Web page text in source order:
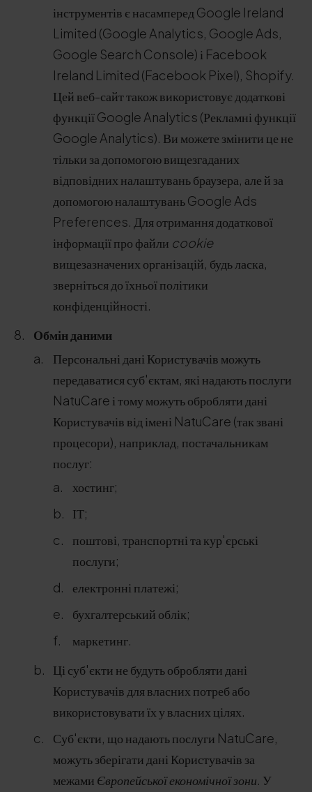
інструментів є насамперед Google Ireland
Limited (Google Analytics, Google Ads,
Google Search Console) і Facebook
Ireland Limited (Facebook Pixel), Shopify.
Цей веб-сайт також використовує додаткові
функції Google Analytics (Рекламні функції
Google Analytics). Ви можете змінити це не
тільки за допомогою вищезгаданих
відповідних налаштувань браузера, але й за
допомогою налаштувань Google Ads
Preferences. Для отримання додаткової
інформації про файли cookie
вищезазначених організацій, будь ласка,
зверніться до їхньої політики
конфіденційності.
Обмін даними
Персональні дані Користувачів можуть
передаватися суб'єктам, які надають послуги
NatuCare і тому можуть обробляти дані
Користувачів від імені NatuCare (так звані
процесори), наприклад, постачальникам
послуг:
хостинг;
ІТ;
поштові, транспортні та кур'єрські
послуги;
електронні платежі;
бухгалтерський облік;
маркетинг.
Ці суб'єкти не будуть обробляти дані
Користувачів для власних потреб або
використовувати їх у власних цілях.
Суб'єкти, що надають послуги NatuCare,
можуть зберігати дані Користувачів за
межами Європейської економічної зони. У